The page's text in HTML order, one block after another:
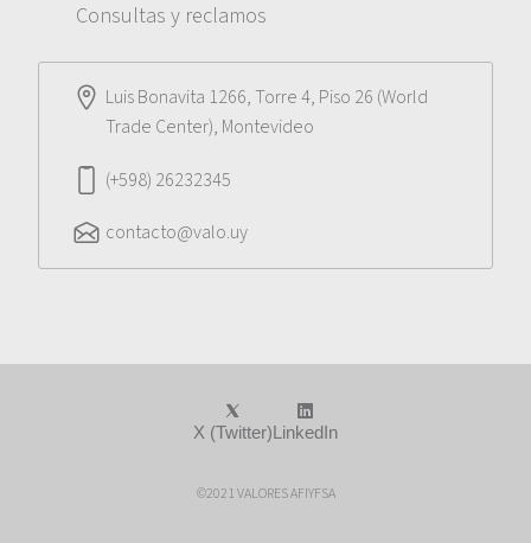
Consultas y reclamos
Luis Bonavita 1266, Torre 4, Piso 26 (World
Trade Center), Montevideo
(+598) 26232345
contacto@valo.uy
©2021 VALORES AFIYFSA
X (Twitter)LinkedIn